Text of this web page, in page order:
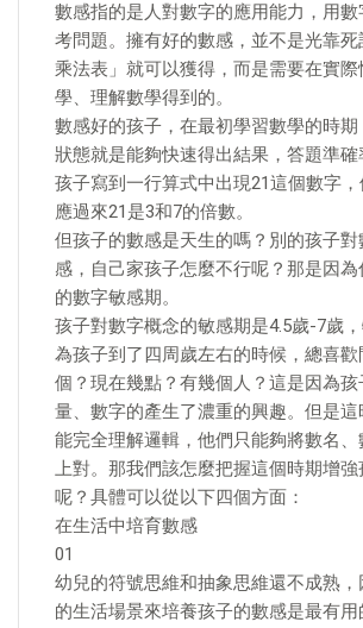
數感指的是人對數字的應用能力，用
考問題。擁有好的數感，並不是光靠
乘法表」就可以獲得，而是需要在實
學、理解數學得到的。
數感好的孩子，在最初學習數學的時
狀態就是能夠快速得出結果，答題準
孩子寫到一行算式中出現21這個數字
應過來21是3和7的倍數。
但孩子的數感是天生的嗎？別的孩子
感，自己家孩子怎麼不行呢？那是因
的數字敏感期。
孩子對數字概念的敏感期是4.5歲-7歲
為孩子到了四周歲左右的時候，總喜
個？現在幾點？有幾個人？這是因為
量、數字的產生了濃重的興趣。但是
能完全理解邏輯，他們只能夠將數名
上對。那我們該怎麼把握這個時期增
呢？具體可以從以下四個方面：
在生活中培育數感
01
幼兒的符號思維和抽象思維還不成熟
的生活場景來培養孩子的數感是最有用